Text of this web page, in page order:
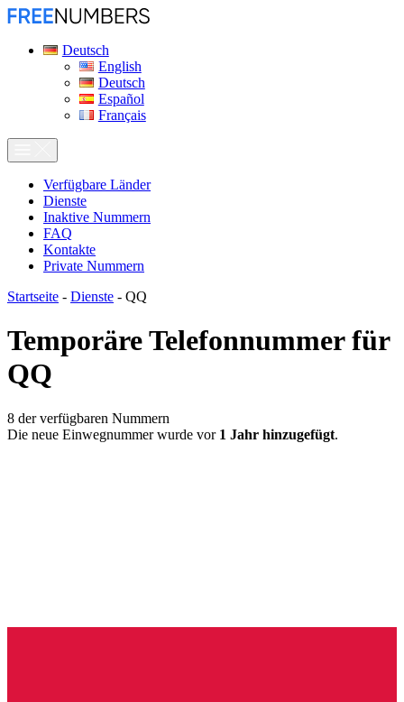
Deutsch
English
Deutsch
Español
Français
Verfügbare Länder
Dienste
Inaktive Nummern
FAQ
Kontakte
Private Nummern
Startseite - Dienste - QQ
Temporäre Telefonnummer für
QQ
8 der verfügbaren Nummern
Die neue Einwegnummer wurde vor 1 Jahr hinzugefügt.